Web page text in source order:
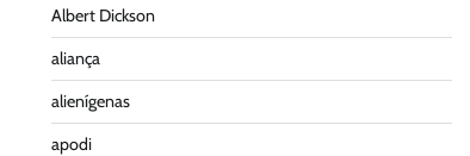
Albert Dickson
aliança
alienígenas
apodi